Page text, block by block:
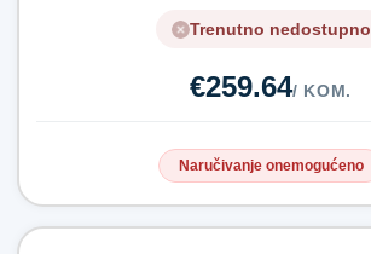
Trenutno nedostupno
€259.64/ KOM.
Naručivanje onemogućeno